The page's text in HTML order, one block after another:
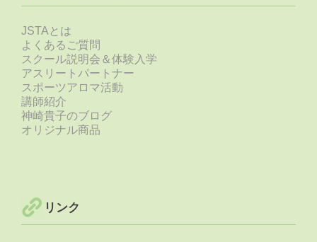
JSTAとは
よくあるご質問
スクール説明会＆体験入学
アスリートパートナー
スポーツアロマ活動
講師紹介
神崎貴子のブログ
オリジナル商品
リンク